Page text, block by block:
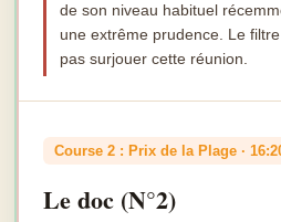
de son niveau habituel
une extrême prudence. Le
pas surjouer cette réunion.
Course 2 : Prix de la Plage ·
Le doc (N°2)